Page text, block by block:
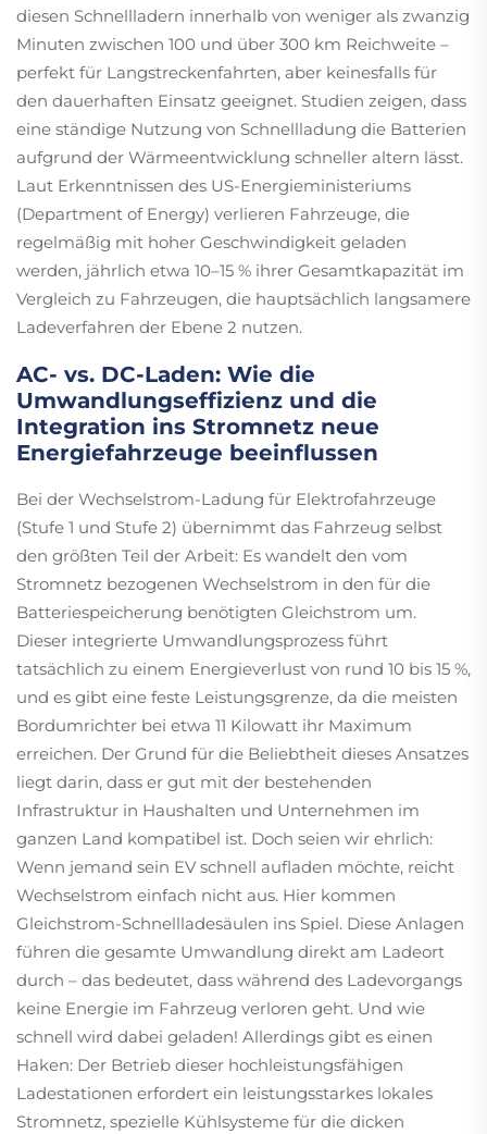
diesen Schnellladern innerhalb von weniger als zwanzig
Minuten zwischen 100 und über 300 km Reichweite –
perfekt für Langstreckenfahrten, aber keinesfalls für
den dauerhaften Einsatz geeignet. Studien zeigen, dass
eine ständige Nutzung von Schnellladung die Batterien
aufgrund der Wärmeentwicklung schneller altern lässt.
Laut Erkenntnissen des US-Energieministeriums
(Department of Energy) verlieren Fahrzeuge, die
regelmäßig mit hoher Geschwindigkeit geladen
werden, jährlich etwa 10–15 % ihrer Gesamtkapazität im
Vergleich zu Fahrzeugen, die hauptsächlich langsamere
Ladeverfahren der Ebene 2 nutzen.
AC- vs. DC-Laden: Wie die
Umwandlungseffizienz und die
Integration ins Stromnetz neue
Energiefahrzeuge beeinflussen
Bei der Wechselstrom-Ladung für Elektrofahrzeuge
(Stufe 1 und Stufe 2) übernimmt das Fahrzeug selbst
den größten Teil der Arbeit: Es wandelt den vom
Stromnetz bezogenen Wechselstrom in den für die
Batteriespeicherung benötigten Gleichstrom um.
Dieser integrierte Umwandlungsprozess führt
tatsächlich zu einem Energieverlust von rund 10 bis 15 %,
und es gibt eine feste Leistungsgrenze, da die meisten
Bordumrichter bei etwa 11 Kilowatt ihr Maximum
erreichen. Der Grund für die Beliebtheit dieses Ansatzes
liegt darin, dass er gut mit der bestehenden
Infrastruktur in Haushalten und Unternehmen im
ganzen Land kompatibel ist. Doch seien wir ehrlich:
Wenn jemand sein EV schnell aufladen möchte, reicht
Wechselstrom einfach nicht aus. Hier kommen
Gleichstrom-Schnellladesäulen ins Spiel. Diese Anlagen
führen die gesamte Umwandlung direkt am Ladeort
durch – das bedeutet, dass während des Ladevorgangs
keine Energie im Fahrzeug verloren geht. Und wie
schnell wird dabei geladen! Allerdings gibt es einen
Haken: Der Betrieb dieser hochleistungsfähigen
Ladestationen erfordert ein leistungsstarkes lokales
Stromnetz, spezielle Kühlsysteme für die dicken